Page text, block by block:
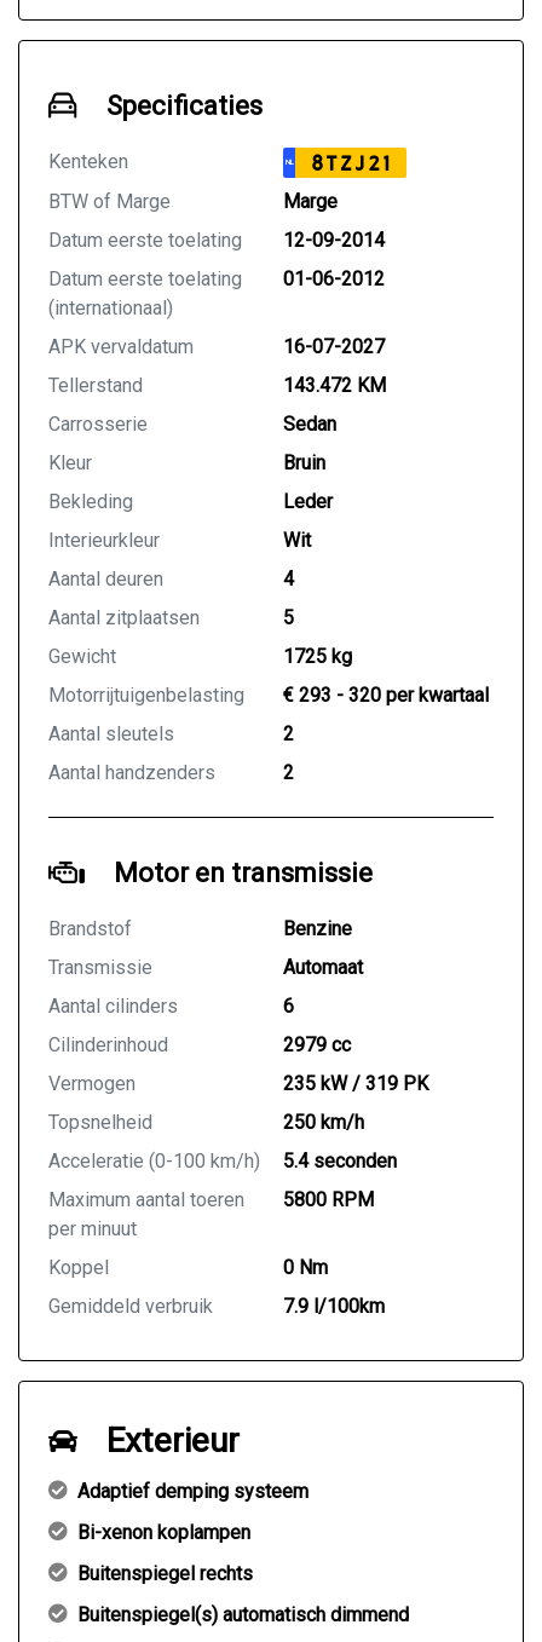
Specificaties
Kenteken NL 8TZJ21
BTW of Marge
Marge
Datum eerste toelating
12-09-2014
Datum eerste toelating
(internationaal)
01-06-2012
APK vervaldatum
16-07-2027
Tellerstand
143.472 KM
Carrosserie
Sedan
Kleur
Bruin
Bekleding
Leder
Interieurkleur
Wit
Aantal deuren
4
Aantal zitplaatsen
5
Gewicht
1725 kg
Motorrijtuigenbelasting
€ 293 - 320 per kwartaal
Aantal sleutels
2
Aantal handzenders
2
Motor en transmissie
Brandstof
Benzine
Transmissie
Automaat
Aantal cilinders
6
Cilinderinhoud
2979 cc
Vermogen
235 kW / 319 PK
Topsnelheid
250 km/h
Acceleratie (0-100 km/h)
5.4 seconden
Maximum aantal toeren
per minuut
5800 RPM
Koppel
0 Nm
Gemiddeld verbruik
7.9 l/100km
Exterieur
Adaptief demping systeem
Bi-xenon koplampen
Buitenspiegel rechts
Buitenspiegel(s) automatisch dimmend